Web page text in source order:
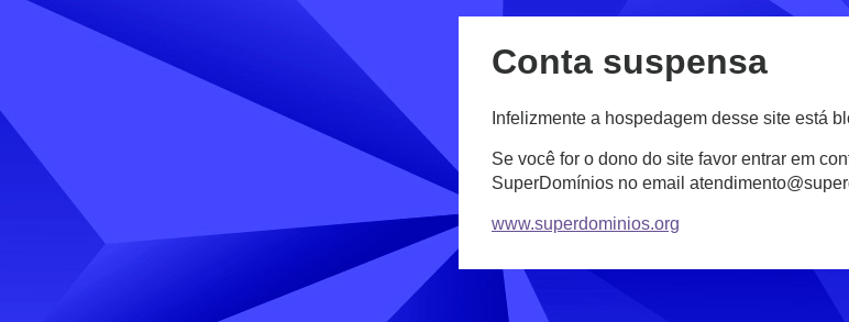
Conta suspensa
Infelizmente a hospedagem desse site está
Se você for o dono do site favor entrar em
SuperDomínios no email
www.superdominios.org